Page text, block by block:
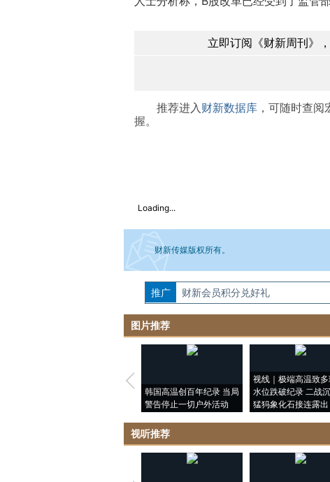
立即订阅《财新周刊》
推荐进入财新数据库 ，可随时查
握。
Loading...
财新传媒版权所有。
如需刊登转载请点击右侧按钮，提交相关信息
推广 财新会员积分兑好礼
图片推荐
韩国高温创百年纪录 当局
警告停止一切户外活动
视线｜极端高温致
水位跌破纪录 二战
猛犸象化石接连露出
视听推荐